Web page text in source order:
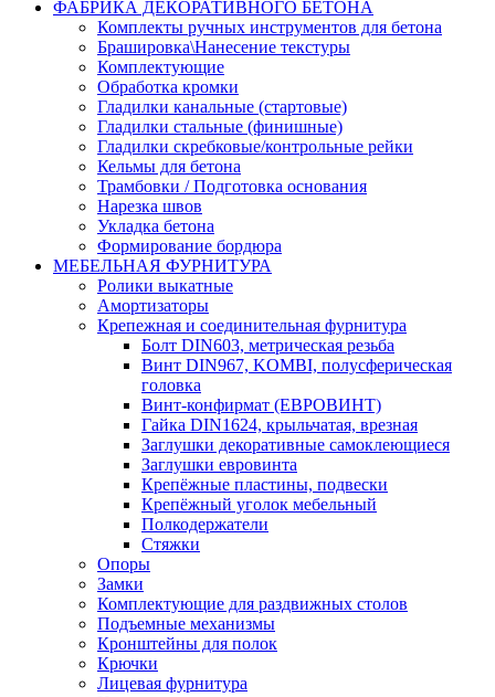
ФАБРИКА ДЕКОРАТИВНОГО БЕТОНА
Комплекты ручных инструментов для бетона
Брашировка\Нанесение текстуры
Комплектующие
Обработка кромки
Гладилки канальные (стартовые)
Гладилки стальные (финишные)
Гладилки скребковые/контрольные рейки
Кельмы для бетона
Трамбовки / Подготовка основания
Нарезка швов
Укладка бетона
Формирование бордюра
МЕБЕЛЬНАЯ ФУРНИТУРА
Ролики выкатные
Амортизаторы
Крепежная и соединительная фурнитура
Болт DIN603, метрическая резьба
Винт DIN967, KOMBI, полусферическая
головка
Винт-конфирмат (ЕВРОВИНТ)
Гайка DIN1624, крыльчатая, врезная
Заглушки декоративные самоклеющиеся
Заглушки евровинта
Крепёжные пластины, подвески
Крепёжный уголок мебельный
Полкодержатели
Стяжки
Опоры
Замки
Комплектующие для раздвижных столов
Подъемные механизмы
Кронштейны для полок
Крючки
Лицевая фурнитура